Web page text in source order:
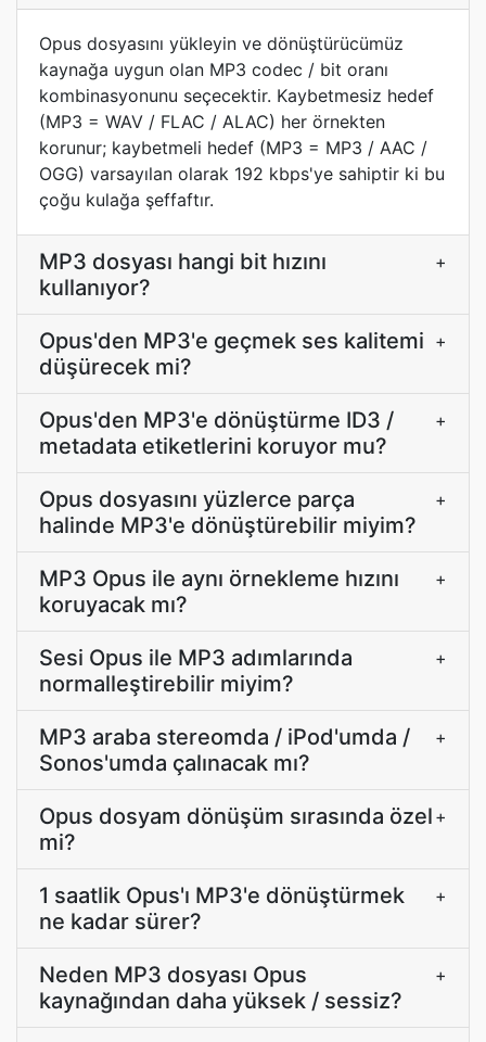
Opus dosyasını yükleyin ve dönüştürücümüz
kaynağa uygun olan MP3 codec / bit oranı
kombinasyonunu seçecektir. Kaybetmesiz hedef
(MP3 = WAV / FLAC / ALAC) her örnekten
korunur; kaybetmeli hedef (MP3 = MP3 / AAC /
OGG) varsayılan olarak 192 kbps'ye sahiptir ki bu
çoğu kulağa şeffaftır.
MP3 dosyası hangi bit hızını
kullanıyor?
+
Opus'den MP3'e geçmek ses kalitemi
düşürecek mi?
+
Opus'den MP3'e dönüştürme ID3 /
metadata etiketlerini koruyor mu?
+
Opus dosyasını yüzlerce parça
halinde MP3'e dönüştürebilir miyim?
+
MP3 Opus ile aynı örnekleme hızını
koruyacak mı?
+
Sesi Opus ile MP3 adımlarında
normalleştirebilir miyim?
+
MP3 araba stereomda / iPod'umda /
Sonos'umda çalınacak mı?
+
Opus dosyam dönüşüm sırasında özel
mi?
+
1 saatlik Opus'ı MP3'e dönüştürmek
ne kadar sürer?
+
Neden MP3 dosyası Opus
kaynağından daha yüksek / sessiz?
+